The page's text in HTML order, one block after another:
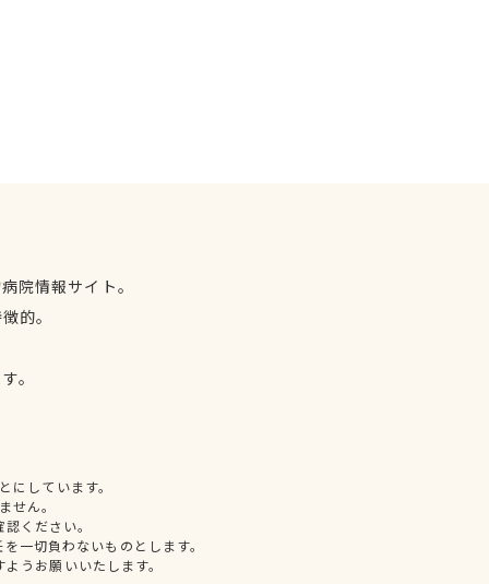
院情報サイト。
的。
。
しています。
せん。
ください。
一切負わないものとします。
うお願いいたします。